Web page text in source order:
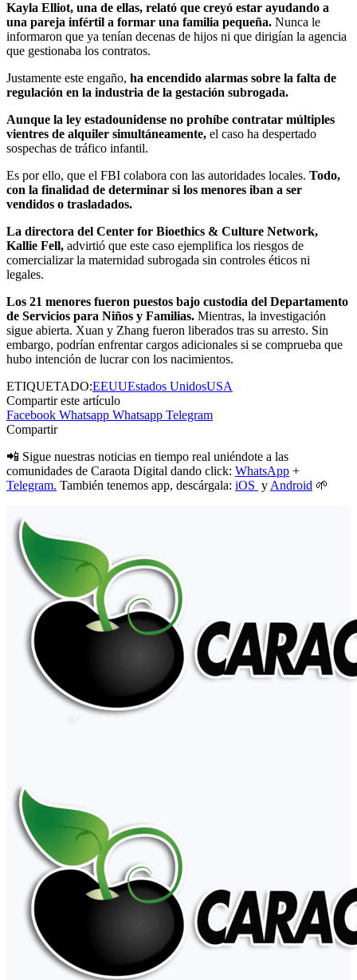
Kayla Elliot, una de ellas, relató que creyó estar ayudando a
una pareja infértil a formar una familia pequeña. Nunca le
informaron que ya tenían decenas de hijos ni que dirigían la agencia
que gestionaba los contratos.
Justamente este engaño, ha encendido alarmas sobre la falta de
regulación en la industria de la gestación subrogada.
Aunque la ley estadounidense no prohíbe contratar múltiples
vientres de alquiler simultáneamente, el caso ha despertado
sospechas de tráfico infantil.
Es por ello, que el FBI colabora con las autoridades locales. Todo,
con la finalidad de determinar si los menores iban a ser
vendidos o trasladados.
La directora del Center for Bioethics & Culture Network,
Kallie Fell, advirtió que este caso ejemplifica los riesgos de
comercializar la maternidad subrogada sin controles éticos ni
legales.
Los 21 menores fueron puestos bajo custodia del Departamento
de Servicios para Niños y Familias. Mientras, la investigación
sigue abierta. Xuan y Zhang fueron liberados tras su arresto. Sin
embargo, podrían enfrentar cargos adicionales si se comprueba que
hubo intención de lucrar con los nacimientos.
ETIQUETADO:EEUUEstados UnidosUSA
Compartir este artículo
Facebook Whatsapp Whatsapp Telegram
Compartir
📲 Sigue nuestras noticias en tiempo real uniéndote a las
comunidades de Caraota Digital dando click: WhatsApp +
Telegram. También tenemos app, descárgala: iOS y Android 🌱